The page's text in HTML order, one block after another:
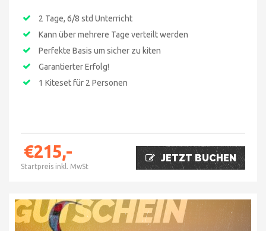
2 Tage, 6/8 std Unterricht
Kann über mehrere Tage verteilt werden
Perfekte Basis um sicher zu kiten
Garantierter Erfolg!
1 Kiteset für 2 Personen
€215,-
Startpreis inkl. MwSt
JETZT BUCHEN
GUTSCHEIN